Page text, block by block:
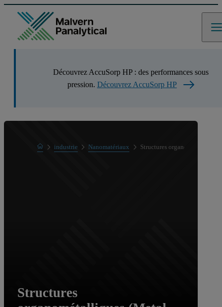
Découvrez AccuSorp HP : des performances sous
pression. Découvrez AccuSorp HP
Homeindustrie Nanomatériaux Structures organométalliques
Structures